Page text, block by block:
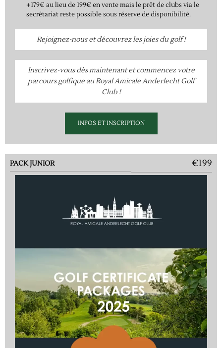
+179€ au lieu de 199€ en vente mais le prêt de clubs via le
secrétariat reste possible sous réserve de disponibilité.
Rejoignez-nous et découvrez les joies du golf !
Inscrivez-vous dès maintenant et commencez votre
parcours golfique au Royal Amicale Anderlecht Golf
Club !
INFOS ET INSCRIPTION
PACK JUNIOR €199